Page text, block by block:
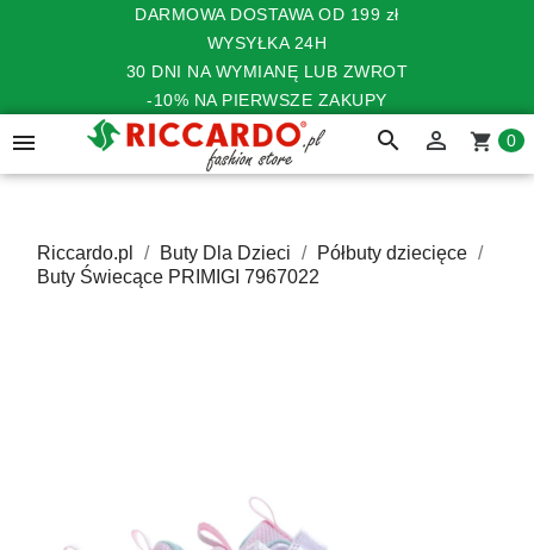
DARMOWA DOSTAWA OD 199 zł
WYSYŁKA 24H
30 DNI NA WYMIANĘ LUB ZWROT
-10% NA PIERWSZE ZAKUPY
 search  shopping_cart 0
Riccardo.pl Buty Dla Dzieci
Półbuty dziecięce
Buty Świecące PRIMIGI 7967022